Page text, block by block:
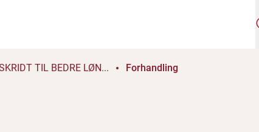
TIL BEDRE LØN... Forhandling